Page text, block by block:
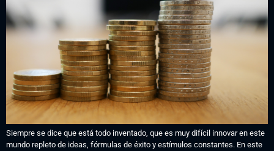
Siempre se dice que está todo inventado, que es muy difícil innovar en este
mundo repleto de ideas, fórmulas de éxito y estímulos constantes. En este